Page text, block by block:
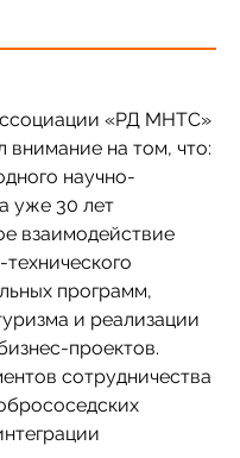
«РД МНТС»
внимание на том, что:
научно-
уже 30 лет
взаимодействие
программ,
и реализации
проектов.
сотрудничества